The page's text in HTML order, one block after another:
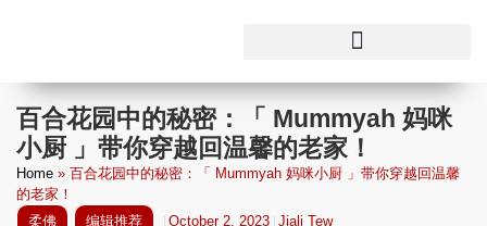
百合花园中的秘密：「 Mummyah 妈咪
小厨 」带你穿越回温馨的老家！
Home » 百合花园中的秘密：「 Mummyah 妈咪小厨 」带你穿越回温馨
的老家！
柔佛
编辑推荐 October 2, 2023 Jiali Tew